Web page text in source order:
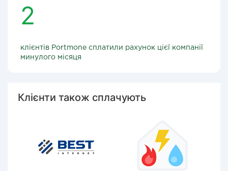
2
клієнтів Portmone сплатили рахунок цієї компанії
минулого місяця
Клієнти також сплачують